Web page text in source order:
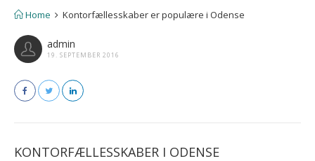
Home Kontorfællesskaber er populære i Odense
admin
19. SEPTEMBER 2016
KONTORFÆLLESSKABER I ODENSE